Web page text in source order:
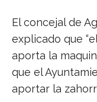
El concejal de
explicado que
aporta la
que el
aportar la